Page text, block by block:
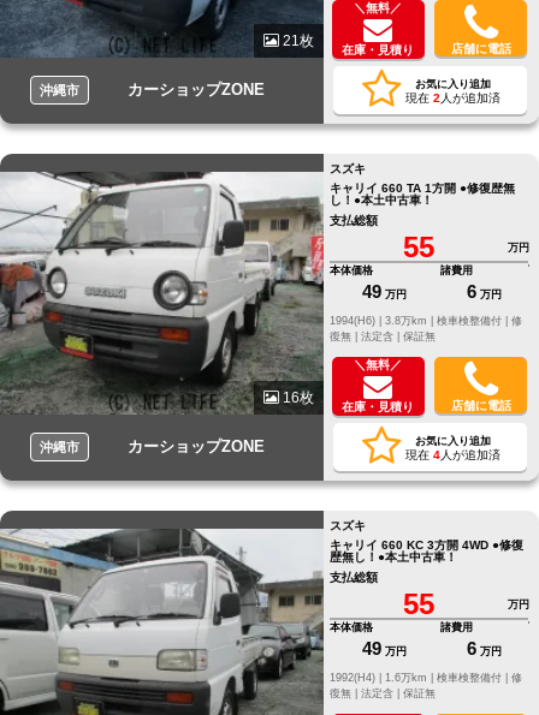
21枚
沖縄市 カーショップZONE
＼無料／
在庫・見積り 店舗に電話
お気に入り追加
現在 2 人が追加済
16枚
沖縄市 カーショップZONE
スズキ
キャリイ 660 TA 1方開 ●修復歴無
し！●本土中古車！
支払総額
55
万円
本体価格
49 万円
諸費用
6 万円
修
復無 | 法定含 | 保証無
＼無料／
在庫・見積り 店舗に電話
お気に入り追加
現在 4人が追加済
スズキ
キャリイ 660 KC 3方開 4WD ●修復
歴無し！●本土中古車！
支払総額
55
万円
本体価格
49 万円
諸費用
6 万円
修
復無 | 法定含 | 保証無